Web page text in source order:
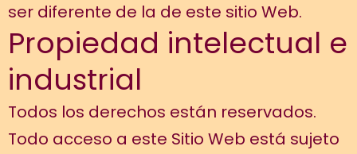
ser diferente de la de este sitio Web.
Propiedad intelectual e
industrial
Todos los derechos están reservados.
Todo acceso a este Sitio Web está sujeto